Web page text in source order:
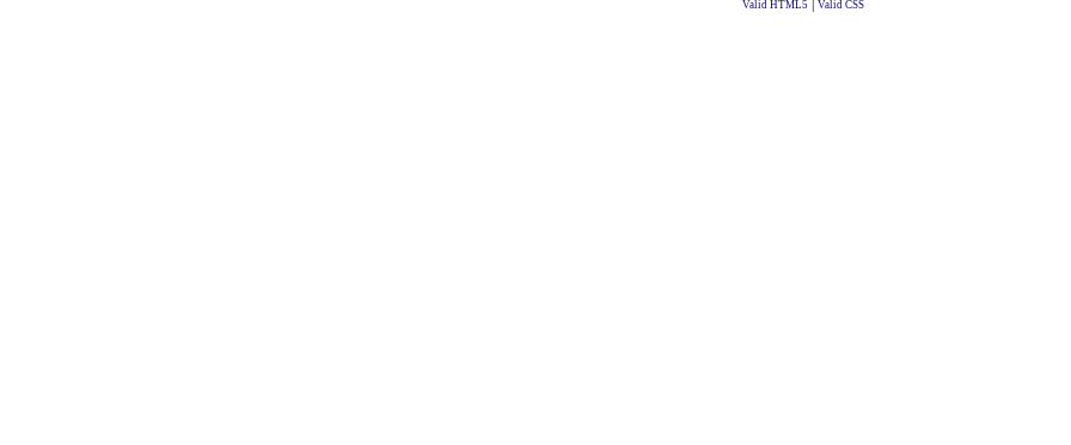
Valid HTML5 Valid CSS